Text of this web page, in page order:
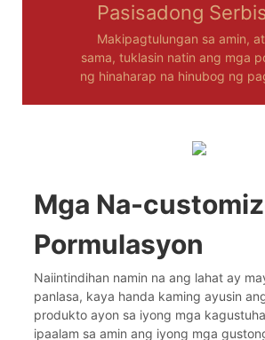
Pasisadong
Makipagtulungan sa amin,
sama, tuklasin natin ang mga
ng hinaharap na hinubog ng
Mga Na-
Pormulasyon
Naiintindihan namin na ang lahat ay
panlasa, kaya handa kaming ayusin
produkto ayon sa iyong mga
ipaalam sa amin ang iyong mga